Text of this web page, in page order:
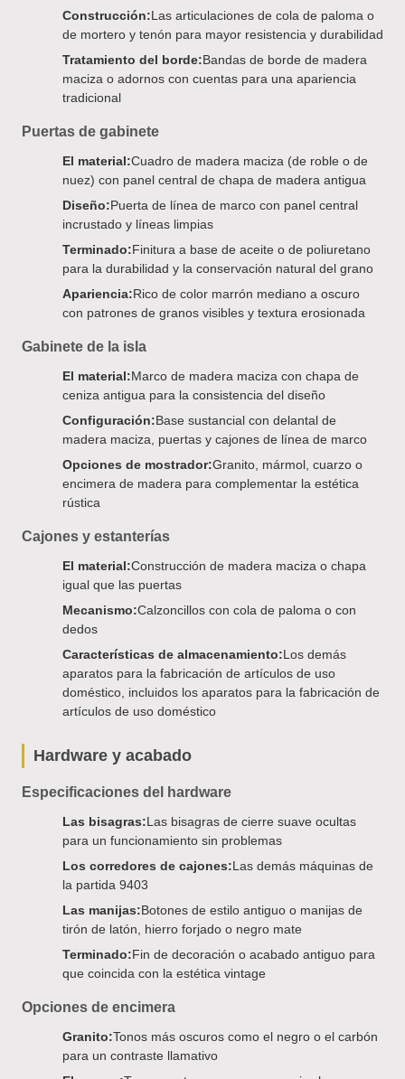
Construcción:Las articulaciones de cola de paloma o
de mortero y tenón para mayor resistencia y durabilidad
Tratamiento del borde:Bandas de borde de madera
maciza o adornos con cuentas para una apariencia
tradicional
Puertas de gabinete
El material:Cuadro de madera maciza (de roble o de
nuez) con panel central de chapa de madera antigua
Diseño:Puerta de línea de marco con panel central
incrustado y líneas limpias
Terminado:Finitura a base de aceite o de poliuretano
para la durabilidad y la conservación natural del grano
Apariencia:Rico de color marrón mediano a oscuro
con patrones de granos visibles y textura erosionada
Gabinete de la isla
El material:Marco de madera maciza con chapa de
ceniza antigua para la consistencia del diseño
Configuración:Base sustancial con delantal de
madera maciza, puertas y cajones de línea de marco
Opciones de mostrador:Granito, mármol, cuarzo o
encimera de madera para complementar la estética
rústica
Cajones y estanterías
El material:Construcción de madera maciza o chapa
igual que las puertas
Mecanismo:Calzoncillos con cola de paloma o con
dedos
Características de almacenamiento:Los demás
aparatos para la fabricación de artículos de uso
doméstico, incluidos los aparatos para la fabricación de
artículos de uso doméstico
Hardware y acabado
Especificaciones del hardware
Las bisagras:Las bisagras de cierre suave ocultas
para un funcionamiento sin problemas
Los corredores de cajones:Las demás máquinas de
la partida 9403
Las manijas:Botones de estilo antiguo o manijas de
tirón de latón, hierro forjado o negro mate
Terminado:Fin de decoración o acabado antiguo para
que coincida con la estética vintage
Opciones de encimera
Granito:Tonos más oscuros como el negro o el carbón
para un contraste llamativo